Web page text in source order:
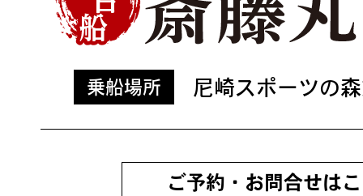
乗船場所 尼崎スポーツの
ご予約・お問合せは